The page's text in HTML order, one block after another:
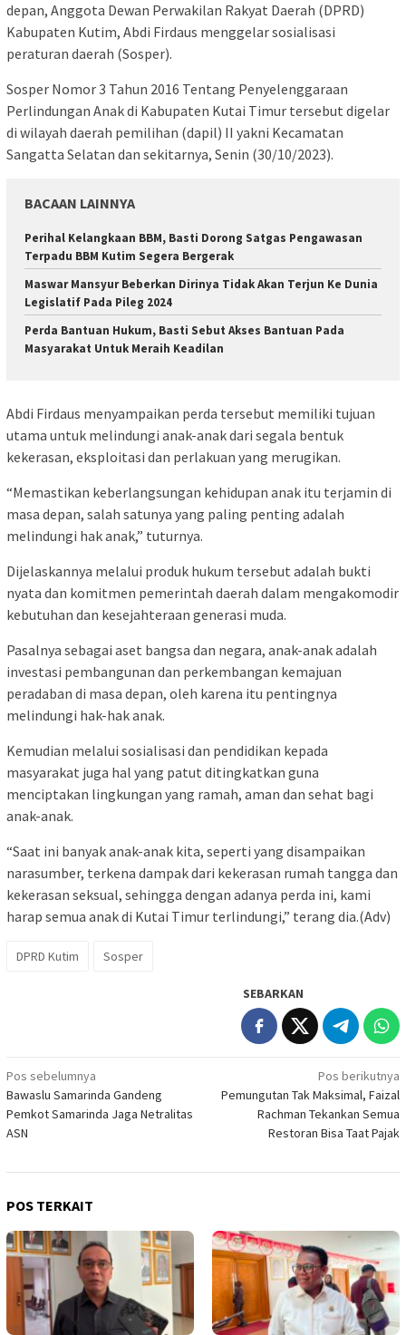
depan, Anggota Dewan Perwakilan Rakyat Daerah (DPRD)
Kabupaten Kutim, Abdi Firdaus menggelar sosialisasi
peraturan daerah (Sosper).
Sosper Nomor 3 Tahun 2016 Tentang Penyelenggaraan
Perlindungan Anak di Kabupaten Kutai Timur tersebut digelar
di wilayah daerah pemilihan (dapil) II yakni Kecamatan
Sangatta Selatan dan sekitarnya, Senin (30/10/2023).
BACAAN LAINNYA
Perihal Kelangkaan BBM, Basti Dorong Satgas Pengawasan
Terpadu BBM Kutim Segera Bergerak
Maswar Mansyur Beberkan Dirinya Tidak Akan Terjun Ke Dunia
Legislatif Pada Pileg 2024
Perda Bantuan Hukum, Basti Sebut Akses Bantuan Pada
Masyarakat Untuk Meraih Keadilan
Abdi Firdaus menyampaikan perda tersebut memiliki tujuan
utama untuk melindungi anak-anak dari segala bentuk
kekerasan, eksploitasi dan perlakuan yang merugikan.
“Memastikan keberlangsungan kehidupan anak itu terjamin di
masa depan, salah satunya yang paling penting adalah
melindungi hak anak,” tuturnya.
Dijelaskannya melalui produk hukum tersebut adalah bukti
nyata dan komitmen pemerintah daerah dalam mengakomodir
kebutuhan dan kesejahteraan generasi muda.
Pasalnya sebagai aset bangsa dan negara, anak-anak adalah
investasi pembangunan dan perkembangan kemajuan
peradaban di masa depan, oleh karena itu pentingnya
melindungi hak-hak anak.
Kemudian melalui sosialisasi dan pendidikan kepada
masyarakat juga hal yang patut ditingkatkan guna
menciptakan lingkungan yang ramah, aman dan sehat bagi
anak-anak.
“Saat ini banyak anak-anak kita, seperti yang disampaikan
narasumber, terkena dampak dari kekerasan rumah tangga dan
kekerasan seksual, sehingga dengan adanya perda ini, kami
harap semua anak di Kutai Timur terlindungi,” terang dia.(Adv)
DPRD Kutim Sosper
SEBARKAN
Navigasi
pos
Pos sebelumnya
Bawaslu Samarinda Gandeng
Pemkot Samarinda Jaga Netralitas
ASN
Pos berikutnya
Pemungutan Tak Maksimal, Faizal
Rachman Tekankan Semua
Restoran Bisa Taat Pajak
POS TERKAIT